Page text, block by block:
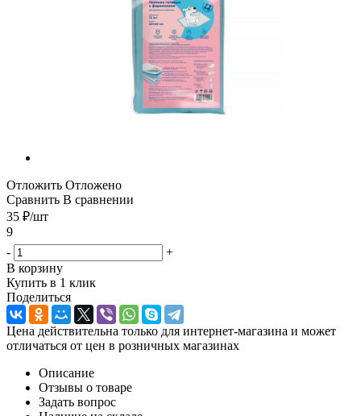
Отложить Отложено
Сравнить В сравнении
35 ₽/шт
9
-
+
В корзину
Купить в 1 клик
Поделиться
Цена действительна только для интернет-магазина и может
отличаться от цен в розничных магазинах
Описание
Отзывы о товаре
Задать вопрос